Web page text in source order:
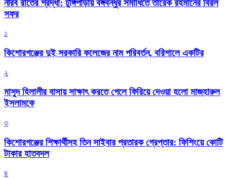
নীরব রাতের শ্রদ্ধা: টুঙ্গিপাড়ায় বঙ্গবন্ধুর সমাধিতে তারেক রহমানের বিরল
সফর
১
কিশোরগঞ্জের দুই সরকারি কলেজের নাম পরিবর্তন, বরিশালে একটির
২
মাসুদ হিলালীর বাসায় সাক্ষাৎ করতে গেলে ফিরিয়ে দেওয়া হলো মাজহারুল
ইসলামকে
৩
কিশোরগঞ্জের শিক্ষার্থীসহ তিন সাইবার প্রতারক গ্রেপ্তার: ফিশিংয়ে কোটি
টাকার হাতবদল
৪